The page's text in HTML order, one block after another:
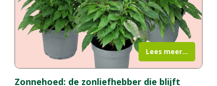
Zonnehoed: de zonliefhebber die blijft
Lees meer...